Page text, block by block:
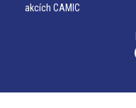
akcích CAMIC